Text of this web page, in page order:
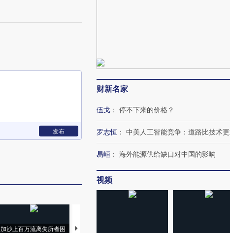
发布
加沙上百万流离失所者困
视线｜HYROX的吸金
财新名家
伍戈 ： 停不下来的价格？
罗志恒 ： 中美人工智能竞争：道路比技术
易峘 ： 海外能源供给缺口对中国的影响
视频